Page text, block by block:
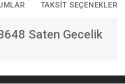
TAKSIT SEÇENEKLERI
Saten Gecelik
ürün açıklamalarında ve diğer